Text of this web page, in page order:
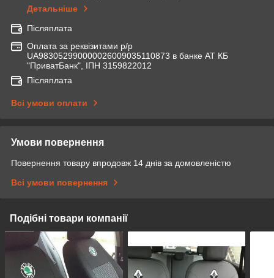
Детальніше
Післяплата
Оплата за реквізитами р/р
UA983052990000026009035110873 в банке АТ КБ
"ПриватБанк", ІПН 3159822012
Післяплата
Всі умови оплати
Умови повернення
Повернення товару впродовж 14 днів за домовленістю
Всі умови повернення
Подібні товари компанії